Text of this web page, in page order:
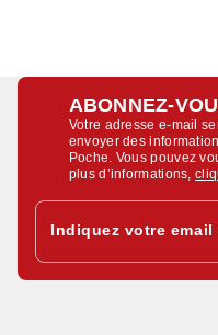
ABONNEZ-
Votre adresse e-mail
envoyer des
Poche. Vous pouvez
plus d’informations,
Indiquez votre email